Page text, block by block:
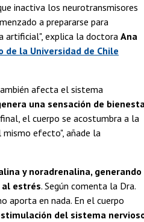
inactiva los neurotransmisores
a prepararse para
artificial", explica la doctora Ana
de la Universidad de Chile
afecta el sistema
una sensación de
el cuerpo se acostumbra a la
efecto", añade la
y noradrenalina, generando
estrés. Según comenta la Dra.
aporta en nada. En el cuerpo
del sistema